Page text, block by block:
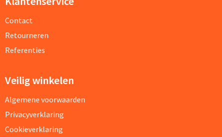
Contact
Retourneren
Referenties
Veilig winkelen
Algemene voorwaarden
Privacyverklaring
Cookieverklaring